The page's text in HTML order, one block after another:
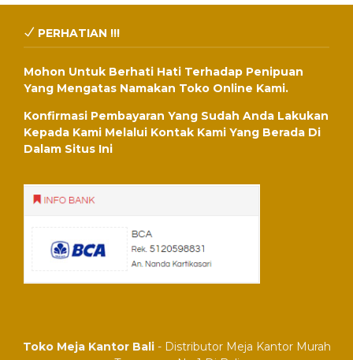
PERHATIAN !!!
Mohon Untuk Berhati Hati Terhadap Penipuan
Yang Mengatas Namakan Toko Online Kami.
Konfirmasi Pembayaran Yang Sudah Anda Lakukan
Kepada Kami Melalui Kontak Kami Yang Berada Di
Dalam Situs Ini
Toko Meja Kantor Bali- Distributor Meja Kantor Murah